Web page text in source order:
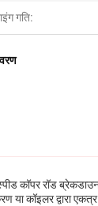
गति:
कॉपर रॉड
या कॉइलर द्वारा